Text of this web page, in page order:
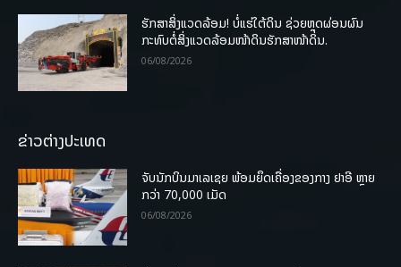
ຮັກສາສິ່ງແວດລ້ອມ! ບໍ່ແຮ່ໃຕ້ດິນ ຊ່ວຍຫຼຸດຜ່ອນຜົນ
ກະທົບຕໍ່ສິ່ງແວດລ້ອມໜ້າດິນຮັກສາໜ້າດິນ.
06/08/2026
ຂ່າວຕ່າງປະເທດ
ຈັບນັກບິນມາເລເຊຍ ພ້ອມຍຶດເຄື່ອງຂອງກາງ ຢາອີ ຫຼາຍ
ກວ່າ 70,000 ເມັດ
06/08/2026